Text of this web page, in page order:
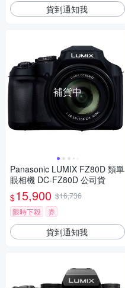
貨到通知我
補貨中
Panasonic LUMIX FZ80D 類單
眼相機 DC-FZ80D 公司貨
$15,900 $16,736
限時下殺
券
貨到通知我